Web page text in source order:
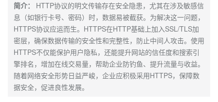
简介：
HTTP协议的明文传输存在安全隐患，尤其在涉及敏感信
息（如银行卡号、密码）时，数据易被截获。为解决这一问题，
HTTPS协议应运而生。HTTPS在HTTP基础上加入SSL/TLS加
密层，确保数据传输的安全性和完整性，防止中间人攻击。使用
HTTPS不仅能保护用户隐私，还能提升网站的信任度和搜索引
擎排名，增加在线交易量，帮助企业防钓鱼、提升流量与收益。
随着网络安全形势日益严峻，企业应积极采用HTTPS，保障数
据安全，促进良性发展。